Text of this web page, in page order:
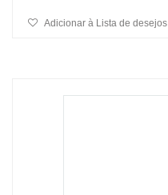
Adicionar à Lista de desejos